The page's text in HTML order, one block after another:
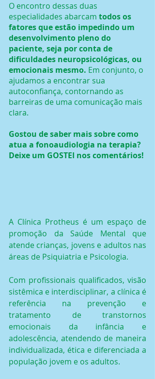
O encontro dessas duas
especialidades abarcam todos os
fatores que estão impedindo um
desenvolvimento pleno do
paciente, seja por conta de
dificuldades neuropsicológicas, ou
emocionais mesmo. Em conjunto, o
ajudamos a encontrar sua
autoconfiança, contornando as
barreiras de uma comunicação mais
clara.
Gostou de saber mais sobre como
atua a fonoaudiologia na terapia?
Deixe um GOSTEI nos comentários!
A Clínica Protheus é um espaço de
promoção da Saúde Mental que
atende crianças, jovens e adultos nas
áreas de Psiquiatria e Psicologia.
Com profissionais qualificados, visão
sistêmica e interdisciplinar, a clínica é
referência na prevenção e
tratamento de transtornos
emocionais da infância e
adolescência, atendendo de maneira
individualizada, ética e diferenciada a
população jovem e os adultos.